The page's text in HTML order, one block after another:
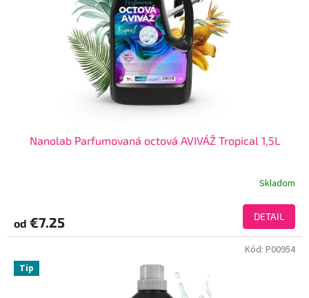
Nanolab Parfumovaná octová AVIVÁŽ Tropical 1,5L
Skladom
od €7.25 DETAIL
Tip
Kód: P00954